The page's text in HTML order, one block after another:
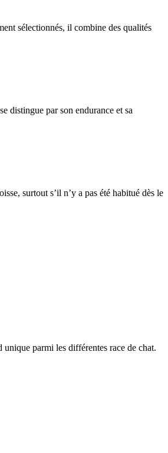
sélectionnés, il combine des qualités
distingue par son endurance et sa
surtout s’il n’y a pas été habitué dès le
parmi les différentes race de chat.